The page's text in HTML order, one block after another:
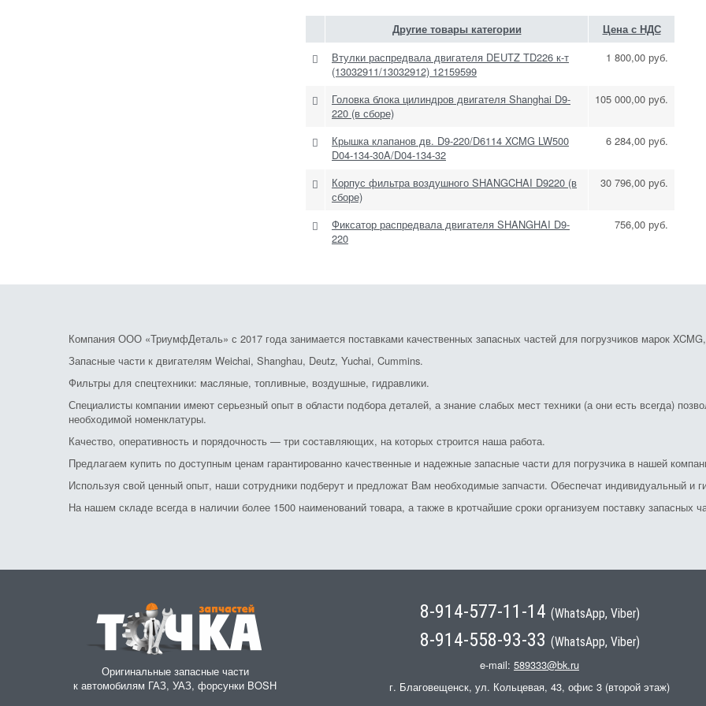
Другие товары категории Цена с НДС
Втулки распредвала двигателя DEUTZ TD226 к-т
(13032911/13032912) 12159599
1 800,00 руб.
Головка блока цилиндров двигателя Shanghai D9-
220 (в сборе)
105 000,00 руб.
Крышка клапанов дв. D9-220/D6114 XCMG LW500
D04-134-30A/D04-134-32
6 284,00 руб.
Корпус фильтра воздушного SHANGCHAI D9220 (в
сборе)
30 796,00 руб.
Фиксатор распредвала двигателя SHANGHAI D9-
220
756,00 руб.
Компания ООО «ТриумфДеталь» с 2017 года занимается поставками качественных запасных частей для погрузчиков марок
Запасные части к двигателям Weichai, Shanghau, Deutz, Yuchai, Cummins.
Фильтры для спецтехники: масляные, топливные, воздушные, гидравлики.
Специалисты компании имеют серьезный опыт в области подбора деталей, а знание слабых мест техники (а они есть всегда)
необходимой номенклатуры.
Качество, оперативность и порядочность — три составляющих, на которых строится наша работа.
Предлагаем купить по доступным ценам гарантированно качественные и надежные запасные части для погрузчика в нашей
Используя свой ценный опыт, наши сотрудники подберут и предложат Вам необходимые запчасти. Обеспечат индивидуальный и
На нашем складе всегда в наличии более 1500 наименований товара, а также в кротчайшие сроки организуем поставку запасных
Оригинальные запасные части
к автомобилям ГАЗ, УАЗ, форсунки BOSH
8-914-577-11-14 (WhatsApp, Viber)
8-914-558-93-33 (WhatsApp, Viber)
e-mail: 589333@bk.ru
г. Благовещенск, ул. Кольцевая, 43, офис 3 (второй этаж)